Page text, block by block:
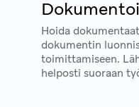
Hoida
dokumentin
toimittamiseen.
helposti suoraan